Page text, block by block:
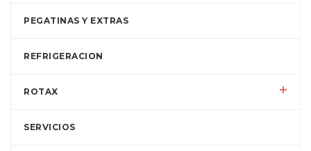
PEGATINAS Y EXTRAS
REFRIGERACION
ROTAX
SERVICIOS